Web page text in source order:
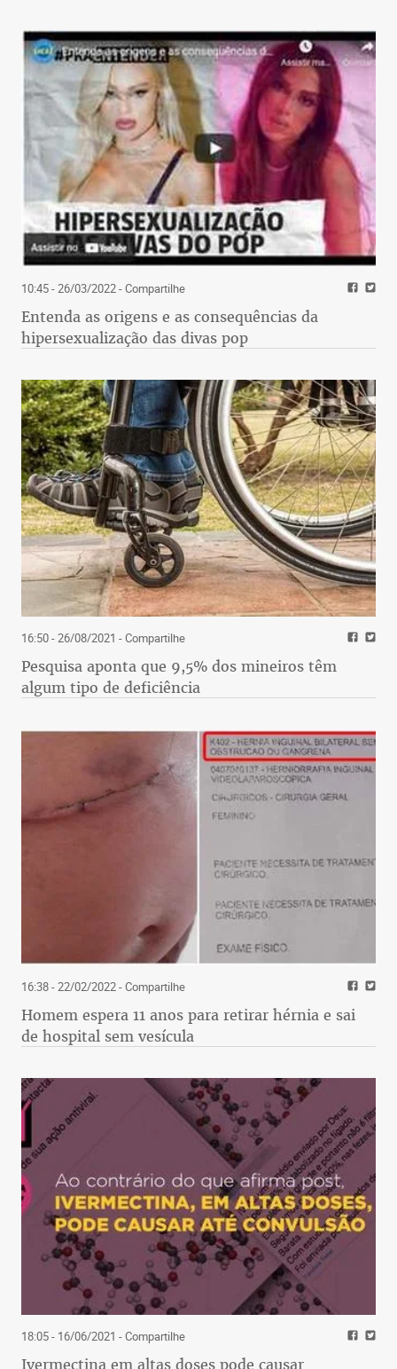
10:45 - 26/03/2022- Compartilhe
Entenda as origens e as consequências da
hipersexualização das divas pop
16:50 - 26/08/2021 - Compartilhe
Pesquisa aponta que 9,5% dos mineiros têm
algum tipo de deficiência
16:38 - 22/02/2022- Compartilhe
Homem espera 11 anos para retirar hérnia e sai
de hospital sem vesícula
18:05 - 16/06/2021 - Compartilhe
Ivermectina em altas doses pode causar